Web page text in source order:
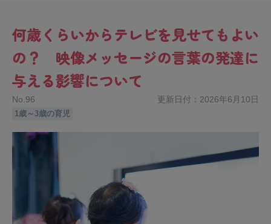
何歳くらいからテレビを見せてもよい
の？ 映像メッセージの言葉の発達に
与える影響について
No. 96 更新日付： 2026年6月10日
1歳～3歳の育児